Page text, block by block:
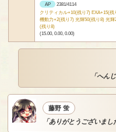
AP
2381/4114
クリティカル+10(残り7) EXA+15(残
機動力+2(残り7) 光輝50(残り8) 光輝
(残り8)
(15.00, 0.00, 0.00)
「へん
藤野 蛍
「ありがとうございまし